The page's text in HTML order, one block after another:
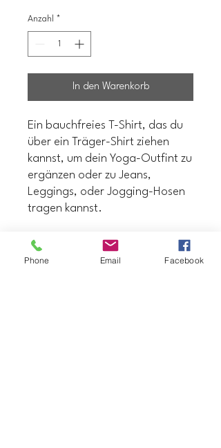
Anzahl *
In den Warenkorb
Ein bauchfreies T-Shirt, das du
über ein Träger-Shirt ziehen
kannst, um dein Yoga-Outfint zu
ergänzen oder zu Jeans,
Leggings, oder Jogging-Hosen
tragen kannst.
Stoffzusammensetzung in der
EU: 96 % Polyester, 4 %
Phone Email Facebook